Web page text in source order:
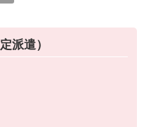
ンター、受付
・組立・検査
ト・エステ
ソフトバンク)など
、UQなど格安スマホまで幅
派遣）